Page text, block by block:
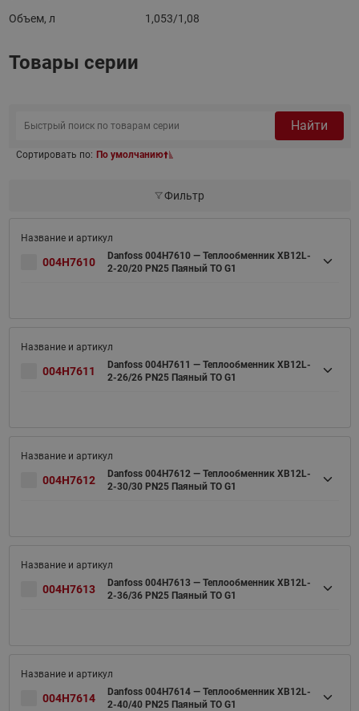
Объем, л 1,053/1,08
Товары серии
Найти
Сортировать по: По умолчанию
Фильтр
004H7610
Danfoss 004H7610 — Теплообменник XB12L-
2-20/20 PN25 Паяный ТО G1
004H7611
Danfoss 004H7611 — Теплообменник XB12L-
2-26/26 PN25 Паяный ТО G1
004H7612
Danfoss 004H7612 — Теплообменник XB12L-
2-30/30 PN25 Паяный ТО G1
004H7613
Danfoss 004H7613 — Теплообменник XB12L-
2-36/36 PN25 Паяный ТО G1
004H7614
Danfoss 004H7614 — Теплообменник XB12L-
2-40/40 PN25 Паяный ТО G1